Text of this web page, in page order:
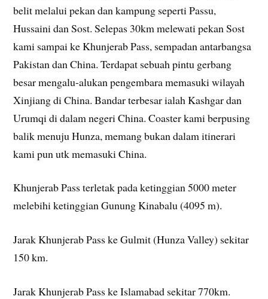
belit melalui pekan dan kampung seperti Passu,
Hussaini dan Sost. Selepas 30km melewati pekan Sost
kami sampai ke Khunjerab Pass, sempadan antarbangsa
Pakistan dan China. Terdapat sebuah pintu gerbang
besar mengalu-alukan pengembara memasuki wilayah
Xinjiang di China. Bandar terbesar ialah Kashgar dan
Urumqi di dalam negeri China. Coaster kami berpusing
balik menuju Hunza, memang bukan dalam itinerari
kami pun utk memasuki China.
Khunjerab Pass terletak pada ketinggian 5000 meter
melebihi ketinggian Gunung Kinabalu (4095 m).
Jarak Khunjerab Pass ke Gulmit (Hunza Valley) sekitar
150 km.
Jarak Khunjerab Pass ke Islamabad sekitar 770km.